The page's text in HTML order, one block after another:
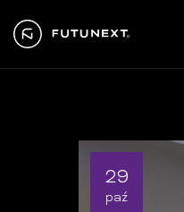
29
paź